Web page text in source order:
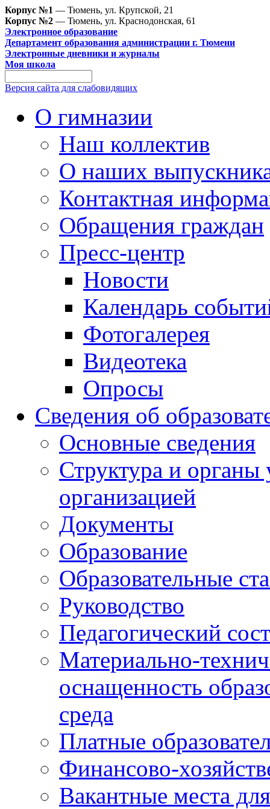
Корпус №1 — Тюмень, ул. Крупской, 21
Корпус №2 — Тюмень, ул. Краснодонская, 61
Электронное образование
Департамент образования администрации г. Тюмени
Электронные дневники и журналы
Моя школа
Версия сайта для слабовидящих
О гимназии
Наш коллектив
О наших
Контактная
Обращения граждан
Пресс-центр
Новости
Календарь
Фотогалерея
Видеотека
Опросы
Сведения об
Основные сведения
Структура и органы
организацией
Документы
Образование
Образовательные
Руководство
Педагогический
Материально-
оснащенность
среда
Платные
Финансово-
Вакантные места